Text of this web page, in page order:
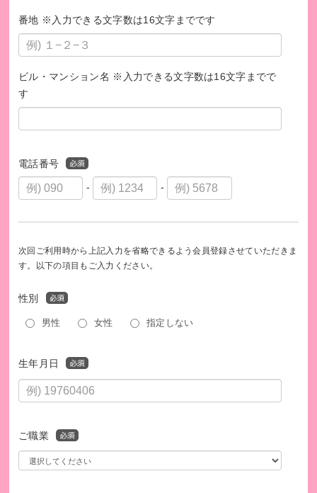
https://www.homestartjapan.org/
【発行書類について】
1,000円以上のご寄付につきましては、領収書の発行が可能で
す。
領収書は、当団体がブックオフコーポレーション株式会社か
らの入金を確認後に発行・送付いたします。
書籍などを寄付された日とは異なります。あらかじめご了承
ください。
番地 ※入力できる文字数は16文字までです
ビル・マンション名 ※入力できる文字数は16文字までで
す
電話番号
- -
次回ご利用時から上記入力を省略できるよう会員登録させていただきま
す。以下の項目もご入力ください。
性別
男性 女性 指定しない
生年月日
ご職業